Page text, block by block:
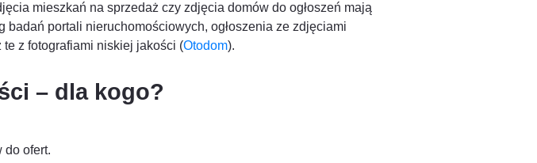
mieszkań na sprzedaż czy zdjęcia domów do ogłoszeń mają
badań portali nieruchomościowych, ogłoszenia ze zdjęciami
z fotografiami niskiej jakości (Otodom).
– dla kogo?
do ofert.